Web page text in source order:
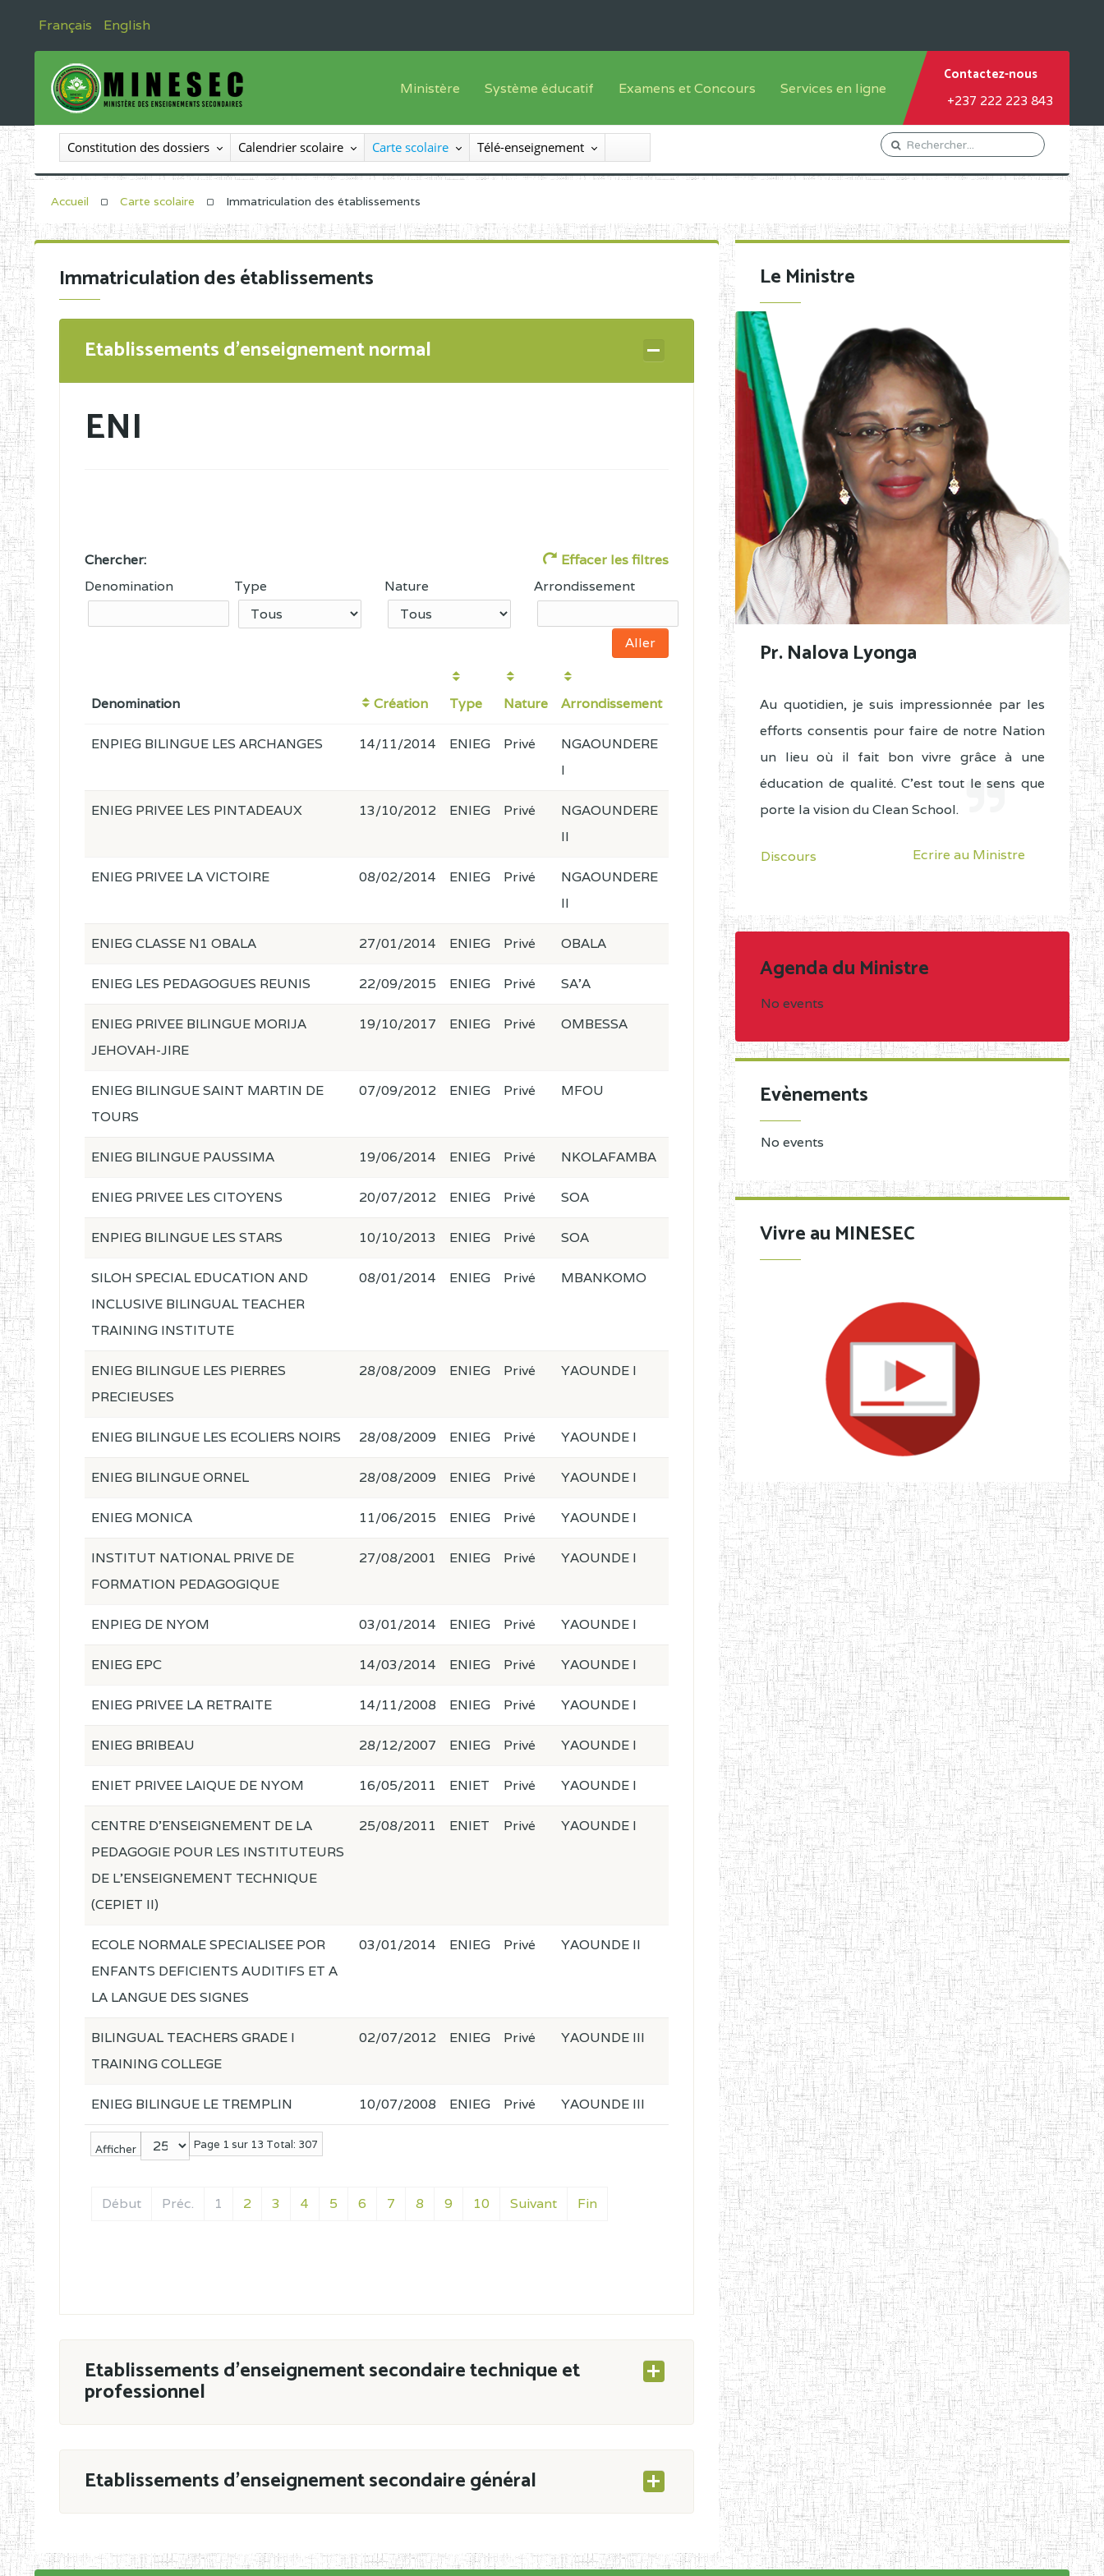
Français English
Ministère
Le Ministre
Le SEESEN
Inspection Générale des Enseignements
Organigramme
Système éducatif
Offre de formation
Sous système francophone
Progammes d'études
Examens et Concours
Inscriptions
Liste des candidats
Diplômes disponibles
Services en ligne
Orientation Conseil
Gestion du Personnel
Demande de subvention
Contactez-nous
+237 222 223 843
Constitution des dossiers Calendrier scolaire Carte scolaire Télé-enseignement
Accueil Carte scolaire Immatriculation des établissements
Immatriculation des établissements
Etablissements d'enseignement normal
ENI
Chercher:
Effacer les filtres
Denomination
Type Nature Arrondissement
Denomination Création Type Nature Arrondissement
Afficher Page 1 sur 13 Total: 307
Début Préc. 1 2 3 4 5 6 7 8 9 10 Suivant Fin
ENPIEG BILINGUE LES ARCHANGES 14/11/2014 ENIEG Privé
NGAOUNDERE
I
ENIEG PRIVEE LES PINTADEAUX 13/10/2012 ENIEG Privé
NGAOUNDERE
II
ENIEG PRIVEE LA VICTOIRE 08/02/2014 ENIEG Privé
NGAOUNDERE
II
ENIEG CLASSE N1 OBALA 27/01/2014 ENIEG Privé OBALA
ENIEG LES PEDAGOGUES REUNIS 22/09/2015 ENIEG Privé SA'A
ENIEG PRIVEE BILINGUE MORIJA
JEHOVAH-JIRE
19/10/2017 ENIEG Privé OMBESSA
ENIEG BILINGUE SAINT MARTIN DE
TOURS
07/09/2012 ENIEG Privé MFOU
ENIEG BILINGUE PAUSSIMA 19/06/2014 ENIEG Privé NKOLAFAMBA
ENIEG PRIVEE LES CITOYENS 20/07/2012 ENIEG Privé SOA
ENPIEG BILINGUE LES STARS 10/10/2013 ENIEG Privé SOA
SILOH SPECIAL EDUCATION AND
INCLUSIVE BILINGUAL TEACHER
TRAINING INSTITUTE
08/01/2014 ENIEG Privé MBANKOMO
ENIEG BILINGUE LES PIERRES
PRECIEUSES
28/08/2009 ENIEG Privé YAOUNDE I
ENIEG BILINGUE LES ECOLIERS NOIRS 28/08/2009 ENIEG Privé YAOUNDE I
ENIEG BILINGUE ORNEL 28/08/2009 ENIEG Privé YAOUNDE I
ENIEG MONICA 11/06/2015 ENIEG Privé YAOUNDE I
INSTITUT NATIONAL PRIVE DE
FORMATION PEDAGOGIQUE
27/08/2001 ENIEG Privé YAOUNDE I
ENPIEG DE NYOM 03/01/2014 ENIEG Privé YAOUNDE I
ENIEG EPC 14/03/2014 ENIEG Privé YAOUNDE I
ENIEG PRIVEE LA RETRAITE 14/11/2008 ENIEG Privé YAOUNDE I
ENIEG BRIBEAU 28/12/2007 ENIEG Privé YAOUNDE I
ENIET PRIVEE LAIQUE DE NYOM 16/05/2011 ENIET Privé YAOUNDE I
CENTRE D'ENSEIGNEMENT DE LA
PEDAGOGIE POUR LES INSTITUTEURS
DE L'ENSEIGNEMENT TECHNIQUE
(CEPIET II)
25/08/2011 ENIET Privé YAOUNDE I
ECOLE NORMALE SPECIALISEE POR
ENFANTS DEFICIENTS AUDITIFS ET A
LA LANGUE DES SIGNES
03/01/2014 ENIEG Privé YAOUNDE II
BILINGUAL TEACHERS GRADE I
TRAINING COLLEGE
02/07/2012 ENIEG Privé YAOUNDE III
ENIEG BILINGUE LE TREMPLIN 10/07/2008 ENIEG Privé YAOUNDE III
Etablissements d'enseignement secondaire technique et
professionnel
ESTP
Etablissements d'enseignement secondaire général
En application de la Décision N°90/11/MINESEC/CAB du 21 mars 2011 portant ouverture
Le Ministre
Pr. Nalova Lyonga
Au quotidien, je suis impressionnée par les
efforts consentis pour faire de notre Nation
un lieu où il fait bon vivre grâce à une
éducation de qualité. C'est tout le sens que
porte la vision du Clean School.
Discours Ecrire au Ministre
Agenda du Ministre
No events
Evènements
No events
Vivre au MINESEC